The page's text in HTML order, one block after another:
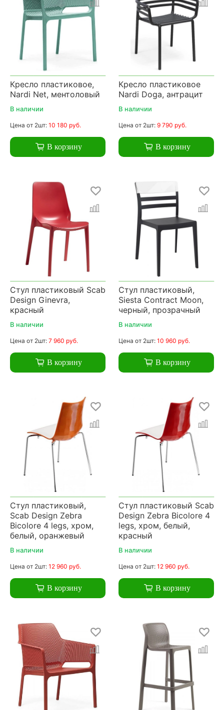
Кресло пластиковое,
Nardi Net, ментоловый
В наличии
Цена от 2шт: 10 180 руб.
В корзину
Кресло пластиковое
Nardi Doga, антрацит
В наличии
Цена от 2шт: 9 790 руб.
В корзину
Стул пластиковый Scab
Design Ginevra,
красный
В наличии
Цена от 2шт: 7 960 руб.
В корзину
Стул пластиковый,
Siesta Contract Moon,
черный, прозрачный
В наличии
Цена от 2шт: 10 960 руб.
В корзину
Стул пластиковый,
Scab Design Zebra
Bicolore 4 legs, хром,
белый, оранжевый
В наличии
Цена от 2шт: 12 960 руб.
В корзину
Стул пластиковый Scab
Design Zebra Bicolore 4
legs, хром, белый,
красный
В наличии
Цена от 2шт: 12 960 руб.
В корзину